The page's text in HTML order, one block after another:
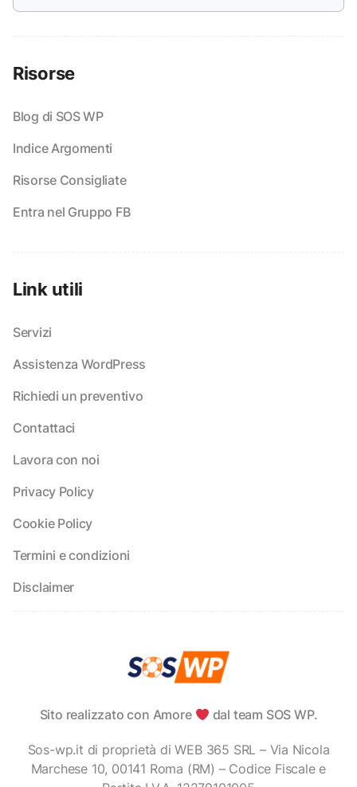
Risorse
Blog di SOS WP
Indice Argomenti
Risorse Consigliate
Entra nel Gruppo FB
Link utili
Servizi
Assistenza WordPress
Richiedi un preventivo
Contattaci
Lavora con noi
Privacy Policy
Cookie Policy
Termini e condizioni
Disclaimer
Sito realizzato con Amore dal team SOS WP.
Sos-wp.it di proprietà di WEB 365 SRL – Via Nicola
Marchese 10, 00141 Roma (RM) – Codice Fiscale e